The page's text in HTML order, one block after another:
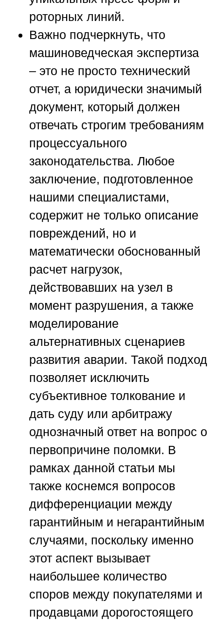
роторных линий.
Важно подчеркнуть, что
машиноведческая экспертиза
– это не просто технический
отчет, а юридически значимый
документ, который должен
отвечать строгим требованиям
процессуального
законодательства. Любое
заключение, подготовленное
нашими специалистами,
содержит не только описание
повреждений, но и
математически обоснованный
расчет нагрузок,
действовавших на узел в
момент разрушения, а также
моделирование
альтернативных сценариев
развития аварии. Такой подход
позволяет исключить
субъективное толкование и
дать суду или арбитражу
однозначный ответ на вопрос о
первопричине поломки. В
рамках данной статьи мы
также коснемся вопросов
дифференциации между
гарантийным и негарантийным
случаями, поскольку именно
этот аспект вызывает
наибольшее количество
споров между покупателями и
продавцами дорогостоящего